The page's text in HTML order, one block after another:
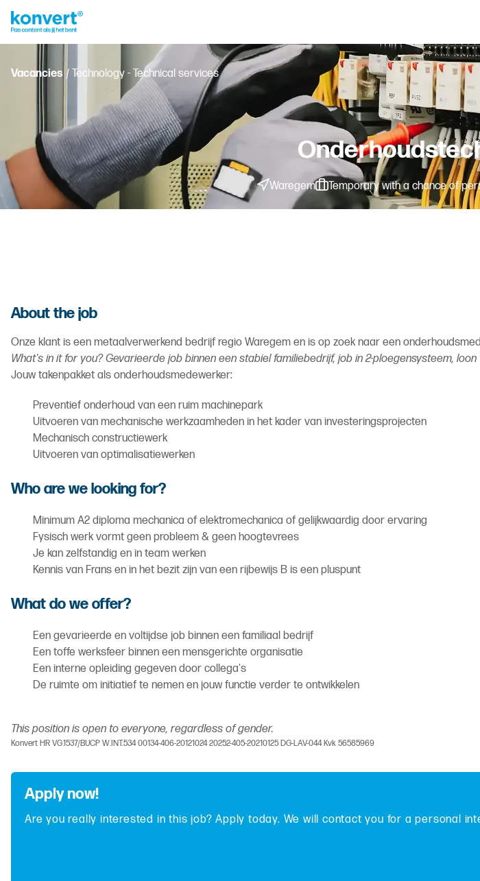
Vacancies / Technology - Technical services
Waregem Temporary with a chance of
About the job
Onze klant is een metaalverwerkend bedrijf regio Waregem en is op zoek naar een
What's in it for you? Gevarieerde job binnen een stabiel familiebedrijf, job in 2-ploegensysteem, loon
Jouw takenpakket als onderhoudsmedewerker:
Preventief onderhoud van een ruim machinepark
Uitvoeren van mechanische werkzaamheden in het kader van investeringsprojecten
Mechanisch constructiewerk
Uitvoeren van optimalisatiewerken
Who are we looking for?
Minimum A2 diploma mechanica of elektromechanica of gelijkwaardig door ervaring
Fysisch werk vormt geen probleem & geen hoogtevrees
Je kan zelfstandig en in team werken
Kennis van Frans en in het bezit zijn van een rijbewijs B is een pluspunt
What do we offer?
Een gevarieerde en voltijdse job binnen een familiaal bedrijf
Een toffe werksfeer binnen een mensgerichte organisatie
Een interne opleiding gegeven door collega's
De ruimte om initiatief te nemen en jouw functie verder te ontwikkelen
This position is open to everyone, regardless of gender.
Konvert HR VG.1537/BUCP W.INT.534 00134-406-20121024 20252-405-20210125 DG-LAV-044 Kvk 56585969
Apply now!
Are you really interested in this job? Apply today. We will contact you for a personal